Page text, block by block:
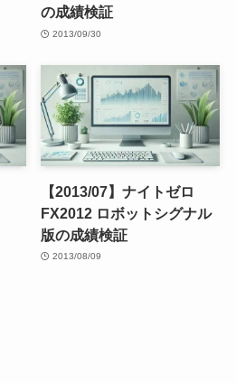
の成績検証
2013/09/30
【2013/07】ナイトゼロ
FX2012 ロボットシグナル
版の成績検証
2013/08/09